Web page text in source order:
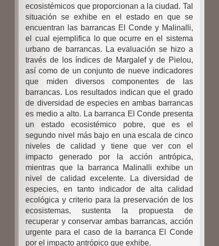
ecosistémicos que proporcionan a la ciudad. Tal
situación se exhibe en el estado en que se
encuentran las barrancas El Conde y Malinalli,
el cual ejemplifica lo que ocurre en el sistema
urbano de barrancas. La evaluación se hizo a
través de los índices de Margalef y de Pielou,
así como de un conjunto de nueve indicadores
que miden diversos componentes de las
barrancas. Los resultados indican que el grado
de diversidad de especies en ambas barrancas
es medio a alto. La barranca El Conde presenta
un estado ecosistémico pobre, que es el
segundo nivel más bajo en una escala de cinco
niveles de calidad y tiene que ver con el
impacto generado por la acción antrópica,
mientras que la barranca Malinalli exhibe un
nivel de calidad excelente. La diversidad de
especies, en tanto indicador de alta calidad
ecológica y criterio para la preservación de los
ecosistemas, sustenta la propuesta de
recuperar y conservar ambas barrancas, acción
urgente para el caso de la barranca El Conde
por el impacto antrópico que exhibe.